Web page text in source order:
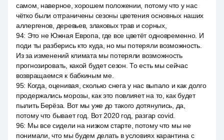
самом, наверное, хорошем положении, потому что у нас
чётко были отграничены сезоны цветения основных наших
аллергенов, деревьев, злаковых трав и сорных,
94: Это не Южная Европа, где все цветёт одновременно. И
поди ты разберись кто куда, но мы потеряли возможность.
Из за изменений климата мы потеряли возможность
прогнозировать, какой будет сезон. То есть мы сейчас
возвращаемся к бабкиным ме.
95: Когда, оценивая, сколько снега у нас выпало и как долго
продержались морозы, как это повлияет на то, как будет
пылить Берёза. Вот мы уже до такого дотянулись, да,
потому что бывает год. Вот 2020 год, разгар covid.
96: Мы все сидели на низком старте, потому что мы не
понимали, что мы будем делать в условиях карантина с